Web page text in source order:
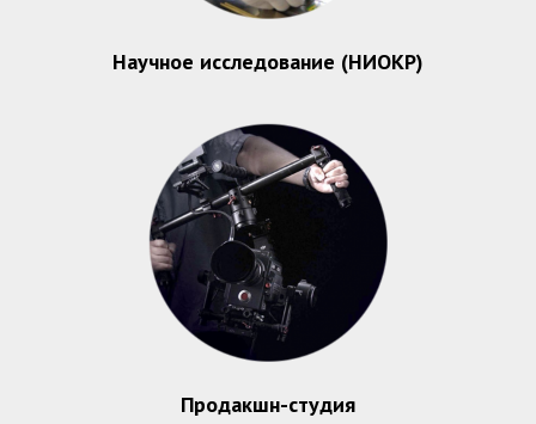
Научное исследование (НИОКР)
Продакшн-студия